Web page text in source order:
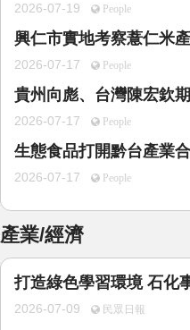
2026-07-19 People
興仁市實地考察薏仁米
2026-07-17 People
貴州向彪、台灣陳宏欽
2026-07-17 People
生態食品打開黔台產業
2026-07-17 People
產業/經濟
打造綠色學習環境 石化
2026-07-09 民眾日報